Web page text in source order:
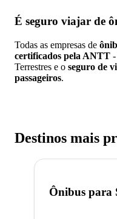
É seguro viajar de
Todas as empresas de
certificados pela ANTT
Terrestres e o seguro de
passageiros.
Destinos mais
Ônibus para